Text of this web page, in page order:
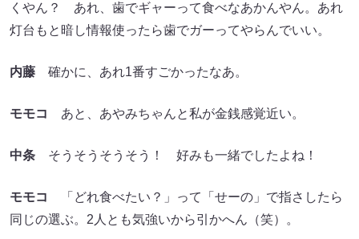
くやん？ あれ、歯でギャーって食べなあかんやん。あれ
灯台もと暗し情報使ったら歯でガーってやらんでいい。
内藤 確かに、あれ1番すごかったなあ。
モモコ あと、あやみちゃんと私が金銭感覚近い。
中条 そうそうそうそう！ 好みも一緒でしたよね！
モモコ
「どれ食べたい？」って「せーの」で指さしたら
同じの選ぶ。2人とも気強いから引かへん（笑）。